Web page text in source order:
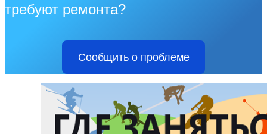
требуют ремонта?
Сообщить о проблеме